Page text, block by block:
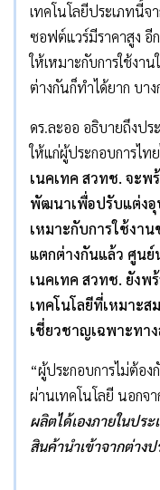
เทคโนโลยีประเภทนี้จ
ซอฟต์แวร์มีราคาสูง
ให้เหมาะกับการใช้งา
ต่างกันก็ทำได้ยาก บา
ดร.ละออ อธิบายถึงปร
ให้แก่ผู้ประกอบการไท
เนคเทค สวทช. จะพ
พัฒนาเพื่อปรับแต่ง
เหมาะกับการใช้งา
แตกต่างกันแล้ว ศูนย์
เนคเทค สวทช. ยังพ
เทคโนโลยีที่เหมาะ
เชี่ยวชาญเฉพาะทา
“ผู้ประกอบการไม่ต้อง
ผ่านเทคโนโลยี นอกจ
ผลิตได้เองภายในปร
สินค้านำเข้าจากต่างป